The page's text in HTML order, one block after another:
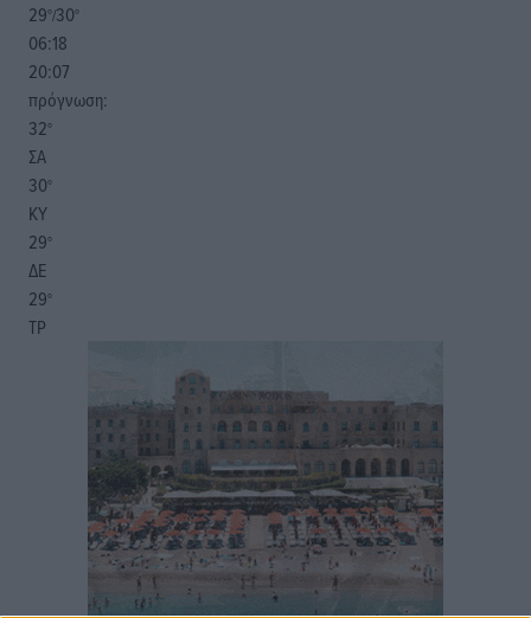
29°/30°
06:18
20:07
πρόγνωση:
32°
ΣΑ
30°
ΚΥ
29°
ΔΕ
29°
ΤΡ